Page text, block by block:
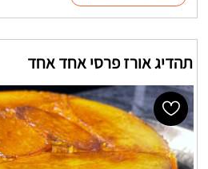
תהדיג אורז פרסי אחד אחד